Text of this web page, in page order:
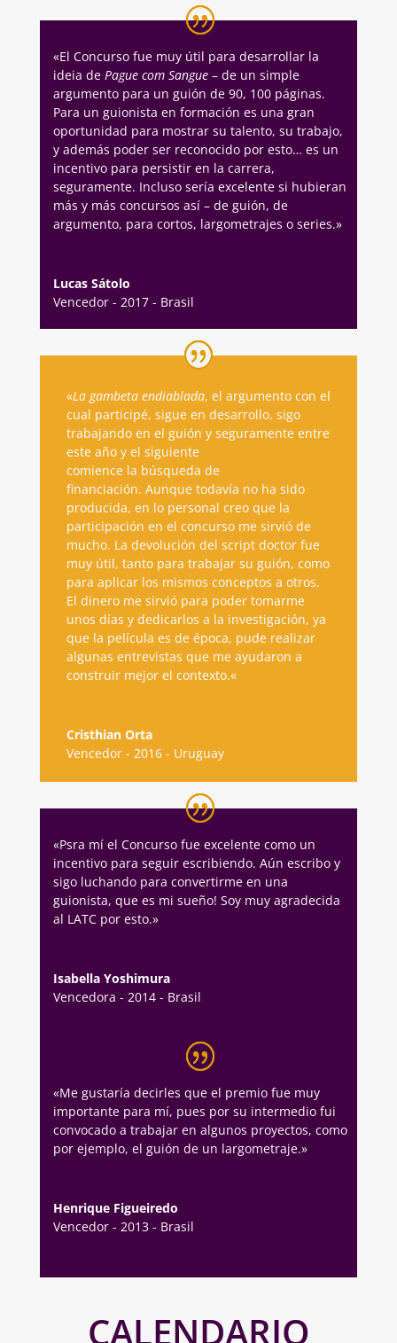
«El Concurso fue muy útil para desarrollar la
ideia de Pague com Sangue– de un simple
argumento para un guión de 90, 100 páginas.
Para un guionista en formación es una gran
oportunidad para mostrar su talento, su trabajo,
y además poder ser reconocido por esto… es un
incentivo para persistir en la carrera,
seguramente. Incluso sería excelente si hubieran
más y más concursos así – de guión, de
argumento, para cortos, largometrajes o series.»
Lucas Sátolo
Vencedor - 2017 - Brasil
«La gambeta endiablada, el argumento con el
cual participé, sigue en desarrollo, sigo
trabajando en el guión y seguramente entre
este año y el siguiente
comience la búsqueda de
financiación. Aunque todavía no ha sido
producida, en lo personal creo que la
participación en el concurso me sirvió de
mucho. La devolución del script doctor fue
muy útil, tanto para trabajar su guión, como
para aplicar los mismos conceptos a otros.
El dinero me sirvió para poder tomarme
unos días y dedicarlos a la investigación, ya
que la película es de época, pude realizar
algunas entrevistas que me ayudaron a
construir mejor el contexto.«
Cristhian Orta
Vencedor - 2016 - Uruguay
«Psra mí el Concurso fue excelente como un
incentivo para seguir escribiendo. Aún escribo y
sigo luchando para convertirme en una
guionista, que es mi sueño! Soy muy agradecida
al LATC por esto.»
Isabella Yoshimura
Vencedora - 2014 - Brasil
«Me gustaría decirles que el premio fue muy
importante para mí, pues por su intermedio fui
convocado a trabajar en algunos proyectos, como
por ejemplo, el guión de un largometraje.»
Henrique Figueiredo
Vencedor - 2013 - Brasil
CALENDARIO